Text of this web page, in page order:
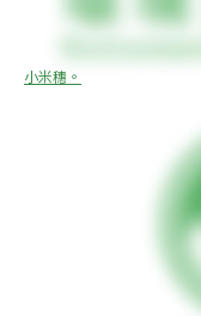
小米穗。